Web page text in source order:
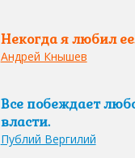
Некогда я любил
Андрей Кнышев
Все побеждает
власти.
Публий Вергилий